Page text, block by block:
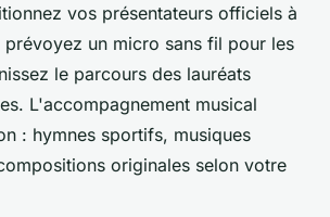
vos présentateurs officiels à
un micro sans fil pour les
le parcours des lauréats
L'accompagnement musical
: hymnes sportifs, musiques
originales selon votre